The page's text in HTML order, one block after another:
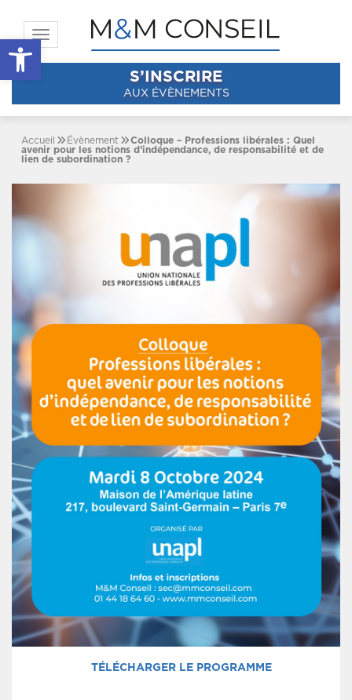
Ouvrir la barre d’outils
Toggle navigation
S’INSCRIRE
AUX ÉVÈNEMENTS
Accueil Évènement
Colloque – Professions libérales : Quel
avenir pour les notions d’indépendance, de responsabilité et de
lien de subordination ?
TÉLÉCHARGER LE PROGRAMME